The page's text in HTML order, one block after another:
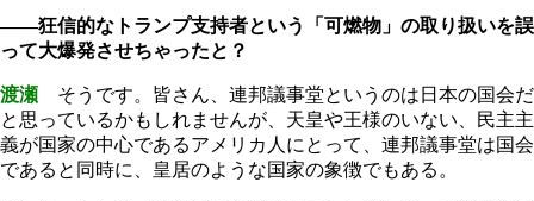
――狂信的なトランプ支持者という「可燃物」の取り扱いを誤
って大爆発させちゃったと？
渡瀬 そうです。皆さん、連邦議事堂というのは日本の国会だ
と思っているかもしれませんが、天皇や王様のいない、民主主
義が国家の中心であるアメリカ人にとって、連邦議事堂は国会
であると同時に、皇居のような国家の象徴でもある。